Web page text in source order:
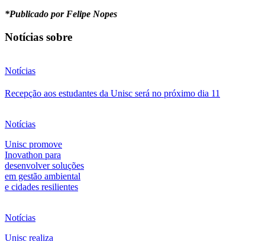
*Publicado por Felipe Nopes
Notícias sobre
Notícias
Recepção aos estudantes da Unisc será no próximo dia 11
Notícias
Unisc promove
Inovathon para
desenvolver soluções
em gestão ambiental
e cidades resilientes
Notícias
Unisc realiza